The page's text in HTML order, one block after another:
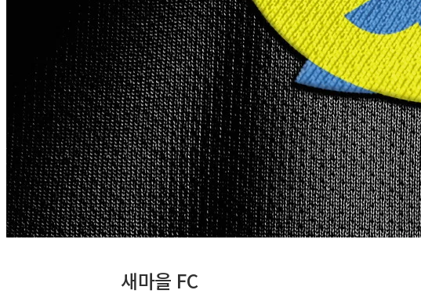
새마을 FC